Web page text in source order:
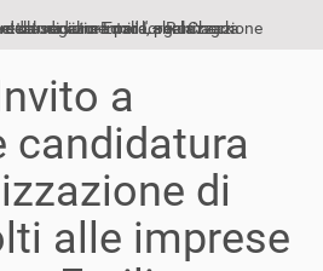
soggette all’obbligo di etichettatura alimentare, per la promozione e presentazione del servizio Food Label Check
a
candidatura
di
alle imprese